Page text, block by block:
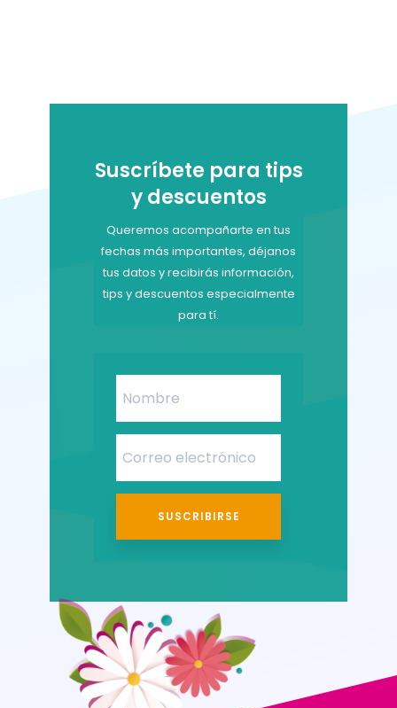
Suscríbete para tips
y descuentos
Queremos acompañarte en tus
fechas más importantes, déjanos
tus datos y recibirás información,
tips y descuentos especialmente
para tí.
SUSCRIBIRSE